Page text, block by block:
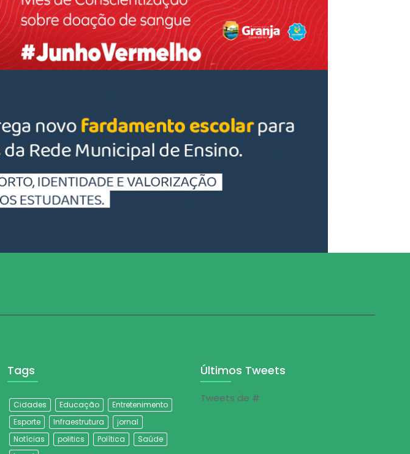
Tags
Cidades Educação
Entretenimento
Esporte
Infraestrutura
jornal
Notícias
politics Política
Saúde
Últimos Tweets
Tweets de #